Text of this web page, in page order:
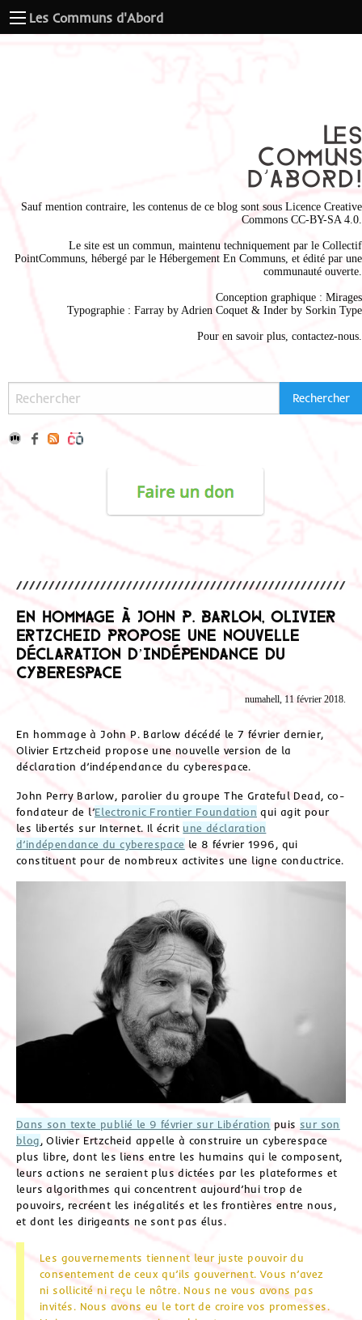
Les Communs d'Abord
Sauf mention contraire, les contenus de ce blog sont sous Licence Creative
Commons CC-BY-SA 4.0
Le site est un commun, maintenu techniquement par le Collectif
PointCommuns , hébergé par le Hébergement En Communs , et édité par une
communauté ouverte.
Conception graphique : Mirages
Typographie : Farray by Adrien Coquet & Inder by Sorkin Type
Pour en savoir plus, contactez-nous
En hommage à John P. Barlow, Olivier
Ertzcheid propose une nouvelle
déclaration d’indépendance du
cyberespace
numahell, 11 février 2018.
En hommage à John P. Barlow décédé le 7 février dernier,
Olivier Ertzcheid propose une nouvelle version de la
déclaration d’indépendance du cyberespace.
John Perry Barlow, parolier du groupe The Grateful Dead, co-
fondateur de l’Electronic Frontier Foundation qui agit pour
les libertés sur Internet. Il écrit une déclaration
d’indépendance du cyberespace le 8 février 1996, qui
constituent pour de nombreux activites une ligne conductrice.
Dans son texte publié le 9 février sur Libération puis sur son
blog, Olivier Ertzcheid appelle à construire un cyberespace
plus libre, dont les liens entre les humains qui le composent,
leurs actions ne seraient plus dictées par les plateformes et
leurs algorithmes qui concentrent aujourd’hui trop de
pouvoirs, recréent les inégalités et les frontières entre nous,
et dont les dirigeants ne sont pas élus.
Les gouvernements tiennent leur juste pouvoir du
consentement de ceux qu’ils gouvernent. Vous n’avez
ni sollicité ni reçu le nôtre. Nous ne vous avons pas
invités. Nous avons eu le tort de croire vos promesses.